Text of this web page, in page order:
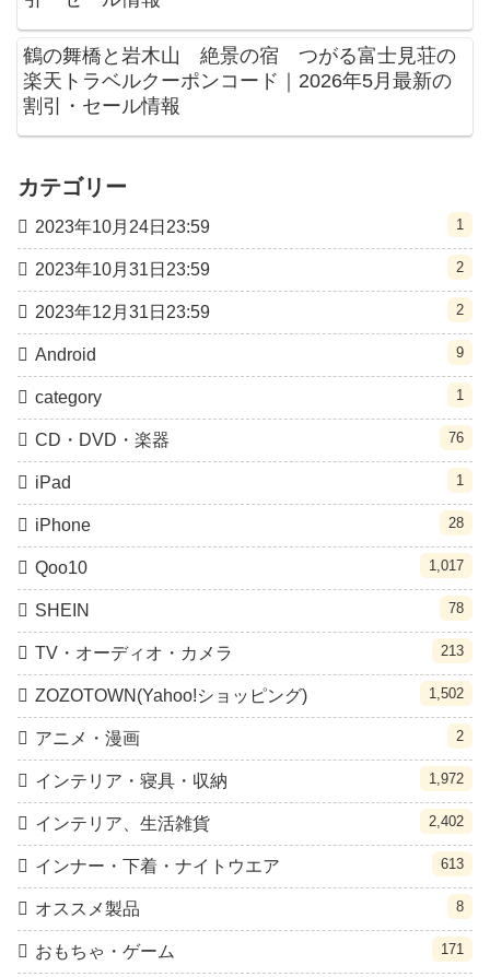
鶴の舞橋と岩木山 絶景の宿 つがる富士見荘の
楽天トラベルクーポンコード｜2026年5月最新の
割引・セール情報
カテゴリー
2023年10月24日23:59 1
2023年10月31日23:59 2
2023年12月31日23:59 2
Android 9
category 1
CD・DVD・楽器 76
iPad 1
iPhone 28
Qoo10 1,017
SHEIN 78
TV・オーディオ・カメラ 213
ZOZOTOWN(Yahoo!ショッピング) 1,502
アニメ・漫画 2
インテリア・寝具・収納 1,972
インテリア、生活雑貨 2,402
インナー・下着・ナイトウエア 613
オススメ製品 8
おもちゃ・ゲーム 171